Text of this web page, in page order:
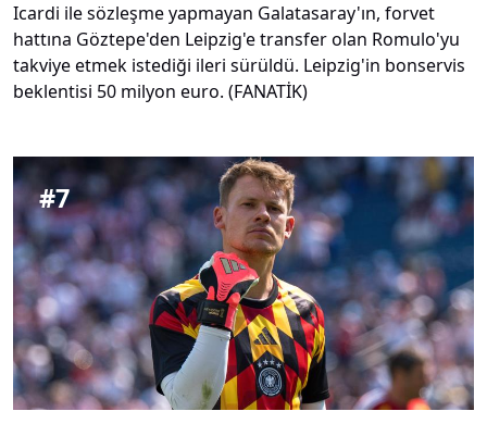
Icardi ile sözleşme yapmayan Galatasaray'ın, forvet
hattına Göztepe'den Leipzig'e transfer olan Romulo'yu
takviye etmek istediği ileri sürüldü. Leipzig'in bonservis
beklentisi 50 milyon euro. (FANATİK)
#7